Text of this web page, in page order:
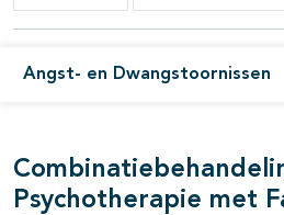
Angst- en Dwangstoornissen
open- en dichtklappen
Psychotherapie met